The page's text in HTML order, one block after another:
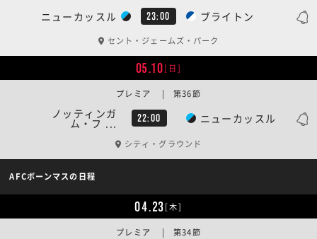
ニューカッスル 23:00 ブライトン
セント・ジェームズ・パーク
05.10[日]
ノッティンガ
ム・フ ... 22:00 ニューカッスル
プレミア | 第36節
シティ・グラウンド
AFCボーンマスの日程
04.23[木]
プレミア | 第34節